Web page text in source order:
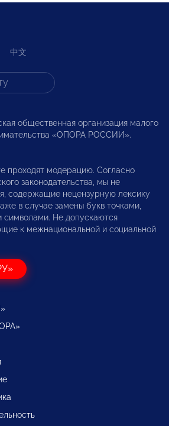
中文
общественная организация малого
«ОПОРА РОССИИ».
проходят модерацию. Согласно
законодательства, мы не
содержащие нецензурную лексику
в случае замены букв точками,
Не допускаются
к межнациональной и социальной